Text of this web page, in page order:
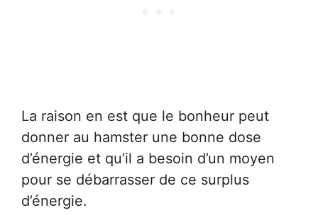
La raison en est que le bonheur peut
donner au hamster une bonne dose
d’énergie et qu’il a besoin d’un moyen
pour se débarrasser de ce surplus
d’énergie.